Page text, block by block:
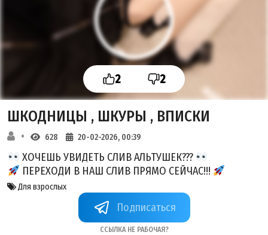
2 2
ШКОДНИЦЫ , ШКУРЫ , ВПИСКИ
628 20-02-2026, 00:39
ХОЧЕШЬ УВИДЕТЬ СЛИВ АЛЬТУШЕК???
ПЕРЕХОДИ В НАШ СЛИВ ПРЯМО СЕЙЧАС!!!
Для взрослых
+kFC_yYHnKi1kYTJi
Ссылка не рабочая?